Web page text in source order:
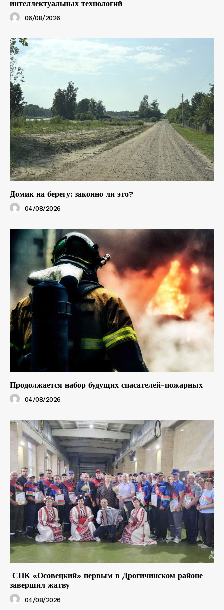
интеллектуальных технологий
06/08/2026
Домик на берегу: законно ли это?
04/08/2026
Продолжается набор будущих спасателей-пожарных
04/08/2026
СПК «Осовецкий» первым в Дрогичинском районе
завершил жатву
04/08/2026